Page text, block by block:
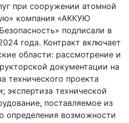
при сооружении атомной
компания «АККУЮ
подписали в
года. Контракт включает
области: рассмотрение и
документации на
технического проекта
экспертиза технической
поставляемое из
определения возможности